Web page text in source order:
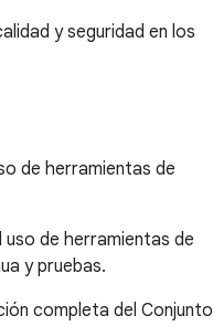
y seguridad en los
de herramientas de
de herramientas de
y pruebas.
completa del Conjunto